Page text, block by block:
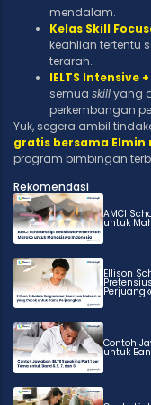
mendalam.
Kelas Skill
keahlian tertentu
terarah.
IELTS Intensive
semua skillyang
perkembangan
Yuk, segera ambil
gratis bersama Elmin
program bimbingan
Rekomendasi
AMCI
untuk
Ellison
Contoh
untuk